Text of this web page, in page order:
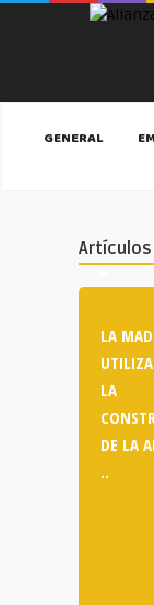
GENERAL
LA
LA
DE LA
..